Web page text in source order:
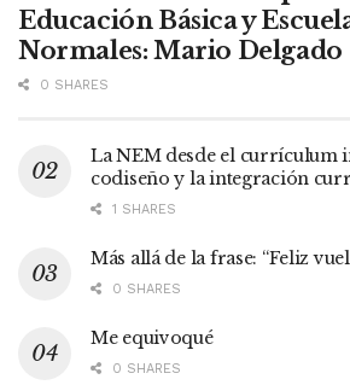
Educación Básica y
Normales: Mario Delgado
0 SHARES
La NEM desde el currículum
codiseño y la integración
1 SHARES
Más allá de la frase: “Feliz
0 SHARES
Me equivoqué
0 SHARES